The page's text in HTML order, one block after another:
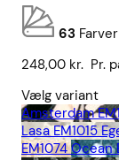
63 Farver
248,00 kr. Pr.
Vælg variant
Amsterdam
Lasa EM1015
EM1074 Ocean